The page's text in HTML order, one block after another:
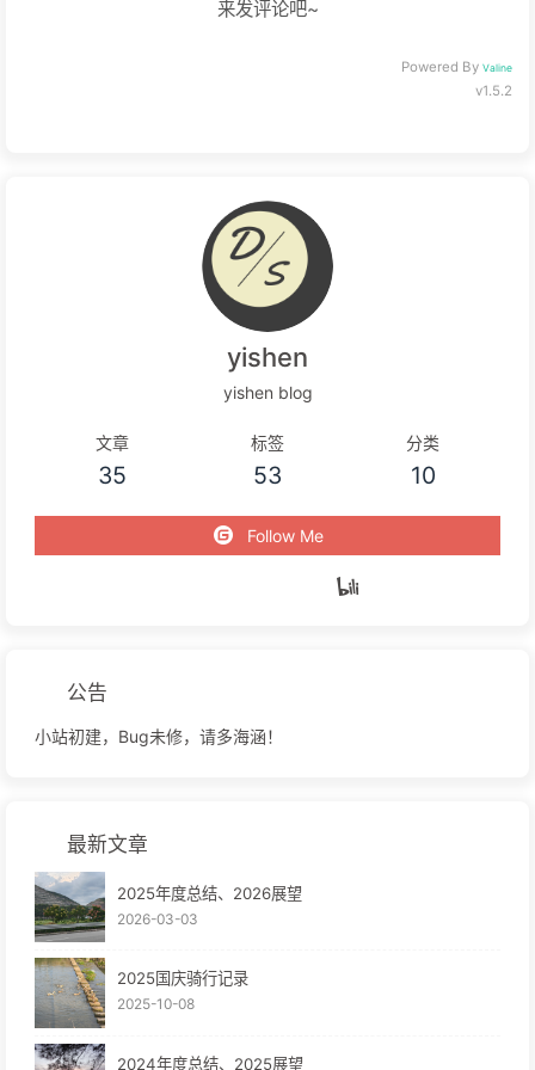
来发评论吧~
Powered By Valine
v1.5.2
yishen
yishen blog
文章
35
标签
53
分类
10
Follow Me
公告
小站初建，Bug未修，请多海涵！
最新文章
2025年度总结、2026展望
2026-03-03
2025国庆骑行记录
2025-10-08
2024年度总结、2025展望